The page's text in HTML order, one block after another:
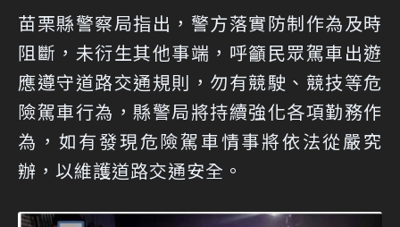
苗栗縣警察局指出，警方落實防制作為及時
阻斷，未衍生其他事端，呼籲民眾駕車出遊
應遵守道路交通規則，勿有競駛、競技等危
險駕車行為，縣警局將持續強化各項勤務作
為，如有發現危險駕車情事將依法從嚴究
辦，以維護道路交通安全。